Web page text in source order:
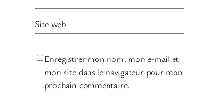
Site web
Enregistrer mon nom, mon e-mail et
mon site dans le navigateur pour mon
prochain commentaire.